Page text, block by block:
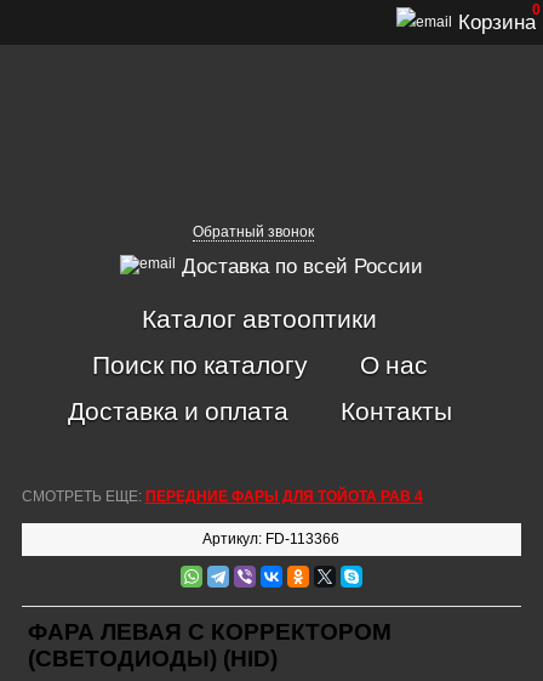
Обратный звонок
Доставка по всей России
Корзина
0
Каталог автооптики
Поиск по каталогу
О нас
Доставка и оплата
Контакты
СМОТРЕТЬ ЕЩЕ: ПЕРЕДНИЕ ФАРЫ ДЛЯ ТОЙОТА РАВ 4
Артикул: FD-113366
ФАРА ЛЕВАЯ С КОРРЕКТОРОМ
(СВЕТОДИОДЫ) (HID)